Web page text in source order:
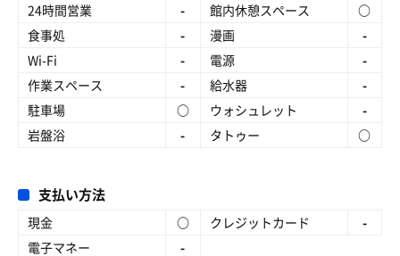
24時間営業 - 館内休憩スペース
○
食事処
- 漫画
-
Wi-Fi
- 電源
-
作業スペース
- 給水器
-
駐車場
○ ウォシュレット
-
岩盤浴
- タトゥー ○
支払い方法
現金 ○ クレジットカード
-
電子マネー
-